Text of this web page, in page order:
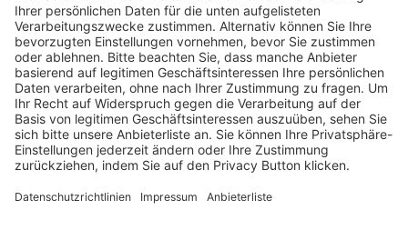
Trainerausbildung
Schulungsangebot Vereinsmitarbeiter
BFV-Geschäftsstellen
Trainerbörse
Login SpielPlus
FOLGE DEM BFV